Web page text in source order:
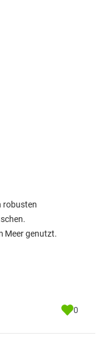
robusten
Meer genutzt.
0